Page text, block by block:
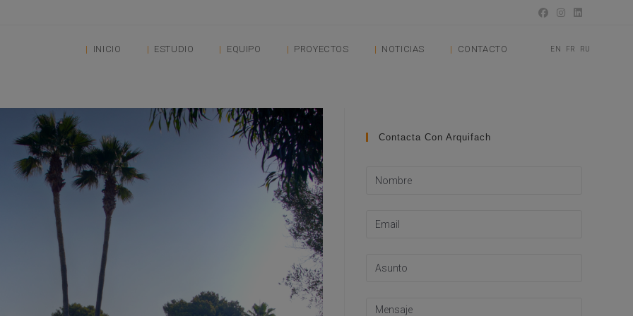
INICIO ESTUDIO EQUIPO PROYECTOS NOTICIAS CONTACTO EN FR RU
Contacta Con Arquifach